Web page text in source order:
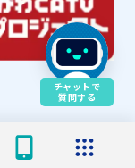
チャットで
質問する